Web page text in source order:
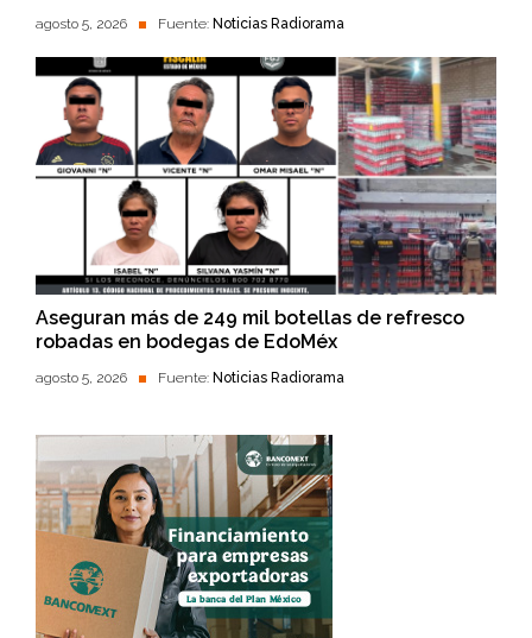
agosto 5, 2026 Fuente: Noticias Radiorama
Aseguran más de 249 mil botellas de refresco
robadas en bodegas de EdoMéx
agosto 5, 2026 Fuente: Noticias Radiorama